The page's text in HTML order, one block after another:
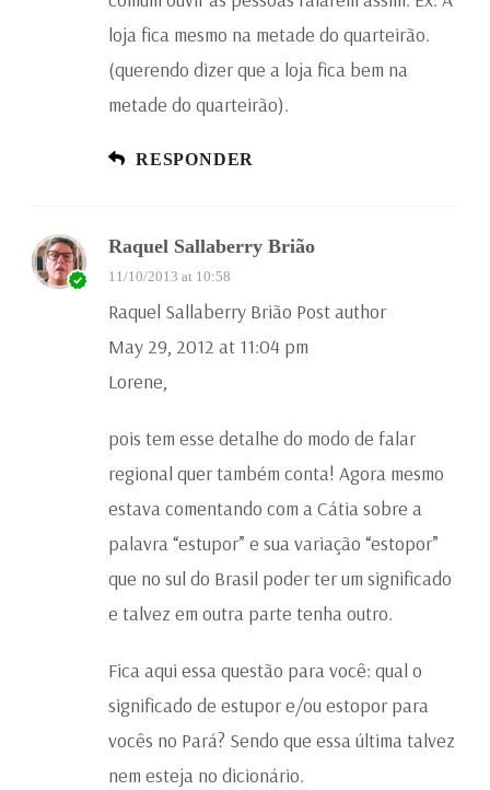
loja fica mesmo na metade do quarteirão.
(querendo dizer que a loja fica bem na
metade do quarteirão).
RESPONDER
Raquel Sallaberry Brião
11/10/2013 at 10:58
Raquel Sallaberry Brião Post author
May 29, 2012 at 11:04 pm
Lorene,
pois tem esse detalhe do modo de falar
regional quer também conta! Agora mesmo
estava comentando com a Cátia sobre a
palavra “estupor” e sua variação “estopor”
que no sul do Brasil poder ter um significado
e talvez em outra parte tenha outro.
Fica aqui essa questão para você: qual o
significado de estupor e/ou estopor para
vocês no Pará? Sendo que essa última talvez
nem esteja no dicionário.